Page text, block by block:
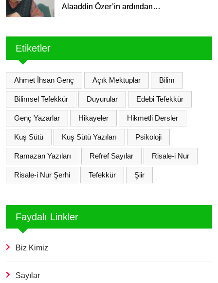
Alaaddin Özer’in ardından…
Etiketler
Ahmet İhsan Genç Açık Mektuplar Bilim
Bilimsel Tefekkür Duyurular Edebi Tefekkür
Genç Yazarlar Hikayeler Hikmetli Dersler
Kuş Sütü Kuş Sütü Yazıları Psikoloji
Ramazan Yazıları Refref Sayılar Risale-i Nur
Risale-i Nur Şerhi Tefekkür Şiir
Faydalı Linkler
Biz Kimiz
Sayılar